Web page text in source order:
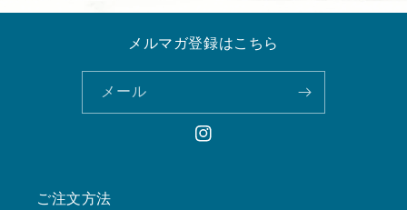
メルマガ登録はこちら
メール
Instagram
ご注文方法